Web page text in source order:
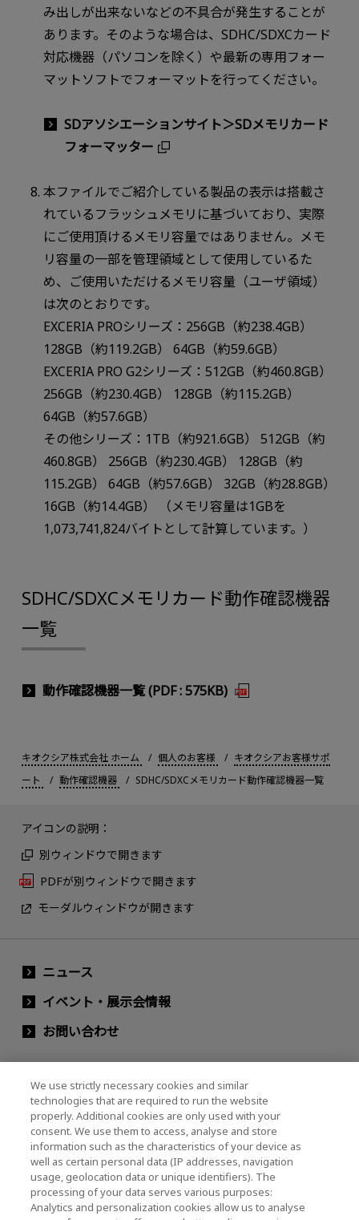
み出しが出来ないなどの不具合が発生することが
あります。そのような場合は、SDHC/SDXCカード
対応機器（パソコンを除く）や最新の専用フォー
マットソフトでフォーマットを行ってください。
SDアソシエーションサイト＞SDメモリカード
フォーマッター
本ファイルでご紹介している製品の表示は搭載さ
れているフラッシュメモリに基づいており、実際
にご使用頂けるメモリ容量ではありません。メモ
リ容量の一部を管理領域として使用しているた
め、ご使用いただけるメモリ容量（ユーザ領域）
は次のとおりです。
EXCERIA PROシリーズ：256GB（約238.4GB）
128GB（約119.2GB） 64GB（約59.6GB）
EXCERIA PRO G2シリーズ：512GB（約460.8GB）
256GB（約230.4GB） 128GB（約115.2GB）
64GB（約57.6GB）
その他シリーズ：1TB（約921.6GB） 512GB（約
460.8GB） 256GB（約230.4GB） 128GB（約
115.2GB） 64GB（約57.6GB） 32GB（約28.8GB）
16GB（約14.4GB） （メモリ容量は1GBを
1,073,741,824バイトとして計算しています。）
SDHC/SDXCメモリカード動作確認機器
一覧
動作確認機器一覧 (PDF : 575KB)
キオクシア株式会社 ホーム 個人のお客様
キオクシアお客様サポ
ート
動作確認機器 SDHC/SDXCメモリカード動作確認機器一覧
アイコンの説明：
別ウィンドウで開きます
PDFが別ウィンドウで開きます
モーダルウィンドウが開きます
ニュース
イベント・展示会情報
お問い合わせ
キオクシアホールディングス株式会社（グルー
プ・IR情報）
キオクシアホールディングス株式会社 ホーム
株主・投資家情報
We use strictly necessary cookies and similar
technologies that are required to run the website
properly. Additional cookies are only used with your
consent. We use them to access, analyse and store
information such as the characteristics of your device as
well as certain personal data (IP addresses, navigation
usage, geolocation data or unique identifiers). The
processing of your data serves various purposes:
Analytics and personalization cookies allow us to analyse